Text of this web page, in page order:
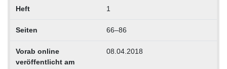
Heft 1
Seiten 66–86
Vorab online
veröffentlicht am
08.04.2018